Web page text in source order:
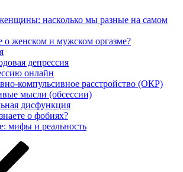
насколько мы разные на самом
о женском и мужском оргазме?
депрессия
онлайн
компульсивное расстройство (ОКР)
мысли (обсессии)
дисфункция
о фобиях?
мифы и реальность